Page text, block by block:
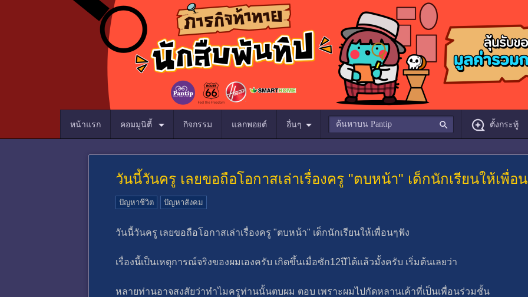
หน้าแรก คอมมูนิตี้ กิจกรรม แลกพอยต์ อื่นๆ ตั้งกระทู้
วันนี้วันครู เลยขอถือโอกาสเล่าเรื่องครู "ตบหน้า" เด็กนักเรียนให้เพื่อ
ปัญหาชีวิต ปัญหาสังคม
วันนี้วันครู เลยขอถือโอกาสเล่าเรื่องครู "ตบหน้า" เด็กนักเรียนให้เพื่อนๆฟัง
เรื่องนี้เป็นเหตุการณ์จริงของผมเองครับ เกิดขึ้นเมื่อซัก12ปีได้แล้วมั้งครับ เริ่มต้นเลยว่า
หลายท่านอาจสงสัยว่าทำไมครูท่านนั้นตบผม ตอบ เพราะผมไปกัดหลานเค้าที่เป็นเพื่อนร่วมชั้น